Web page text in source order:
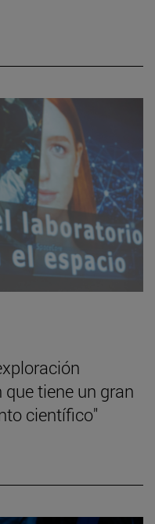
tiene un gran
científico"